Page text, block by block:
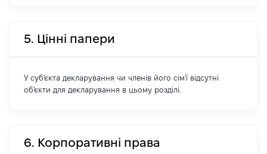
5. Цінні папери
У суб'єкта декларування чи членів його сім'ї відсутні
об'єкти для декларування в цьому розділі.
6. Корпоративні права